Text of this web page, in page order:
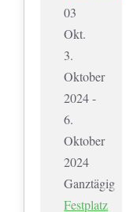
03
Okt.
3.
Oktober
2024 -
6.
Oktober
2024
Ganztägig
Festplatz